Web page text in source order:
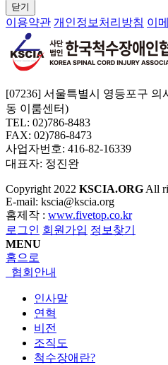
닫기
이용약관 개인정보처리방침 이
[07236] 서울특별시 영등포구 의
동 이룸센터)
TEL: 02)786-8483
FAX: 02)786-8473
사업자번호: 416-82-16339
대표자: 정진완
Copyright 2022 KSCIA.ORG All
E-mail: kscia@kscia.org
홈제작 : www.fivetop.co.kr
로그인 회원가입 정보찾기
MENU
홈으로
협회안내
인사말
연혁
비전
조직도
척수장애란?